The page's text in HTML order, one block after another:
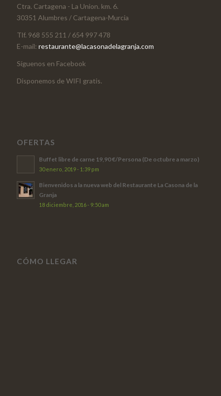
Ctra. Cartagena - La Union. km. 6.
30351 Alumbres / Cartagena-Murcia
Tlf. 968 555 211 / 654 997 478
E-mail: restaurante@lacasonadelagranja.com
Síguenos en Facebook
Disponemos de WIFI gratis.
OFERTAS
Buffet libre de carne 19,90 €/Persona (De octubre a marzo)
30 enero, 2019 - 1:39 pm
Bienvenidos a la nueva web del Restaurante La Casona de la
Granja
18 diciembre, 2016 - 9:50 am
CÓMO LLEGAR